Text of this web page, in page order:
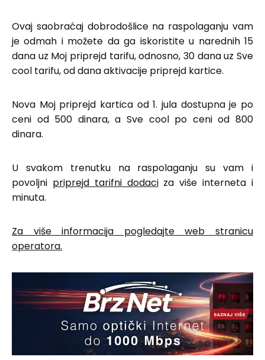
Ovaj saobraćaj dobrodošlice na raspolaganju vam
je odmah i možete da ga iskoristite u narednih 15
dana uz Moj priprejd tarifu, odnosno, 30 dana uz Sve
cool tarifu, od dana aktivacije priprejd kartice.
Nova Moj priprejd kartica od 1. jula dostupna je po
ceni od 500 dinara, a Sve cool po ceni od 800
dinara.
U svakom trenutku na raspolaganju su vam i
povoljni priprejd tarifni dodaciza više interneta i
minuta.
Za više informacija pogledajte web stranicu
operatora.